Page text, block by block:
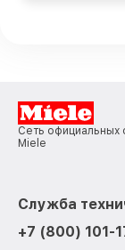
Сеть официальных
Miele
Служба
+7 (800) 101-